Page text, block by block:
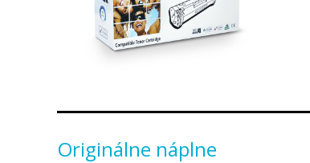
Originálne náplne